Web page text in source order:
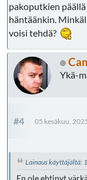
pakoputkien
häntäänkin.
voisi tehdä?
Ykä-
#4 05 kesäkuu,
Lainaus käyttäjältä: